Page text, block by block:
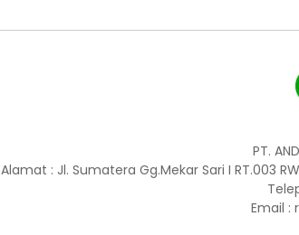
PT.
Alamat : Jl. Sumatera Gg.Mekar Sari I RT.003
Email :